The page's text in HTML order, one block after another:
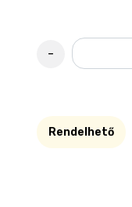
-
Rendelhető